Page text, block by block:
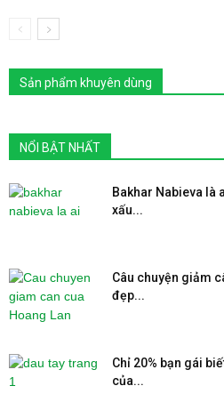
Sản phẩm khuyên dùng
NỔI BẬT NHẤT
Bakhar Nabieva là
xấu...
Câu chuyện giảm
đẹp...
Chỉ 20% bạn gái
của...